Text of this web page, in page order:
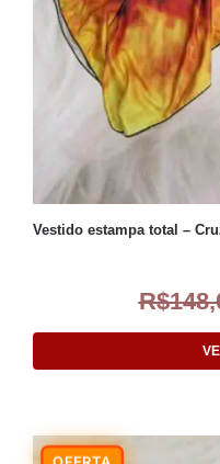
Vestido estampa total –
R$
-9%